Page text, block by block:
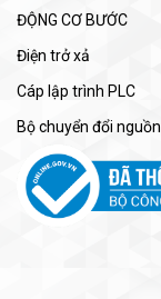
ĐỘNG CƠ BƯỚC
Điện trở xả
Cáp lập trình PLC
Bộ chuyển đổi nguồn